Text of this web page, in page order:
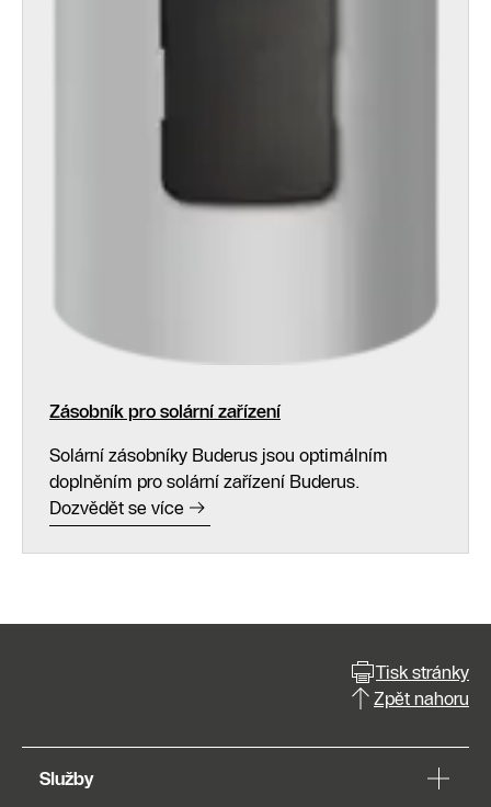
Zásobník pro solární zařízení
Solární zásobníky Buderus jsou optimálním
doplněním pro solární zařízení Buderus.
Dozvědět se více
Tisk stránky
Zpět nahoru
Služby